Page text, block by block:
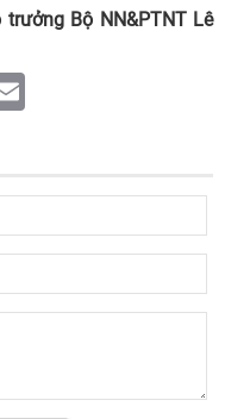
Bộ NN&PTNT Lê